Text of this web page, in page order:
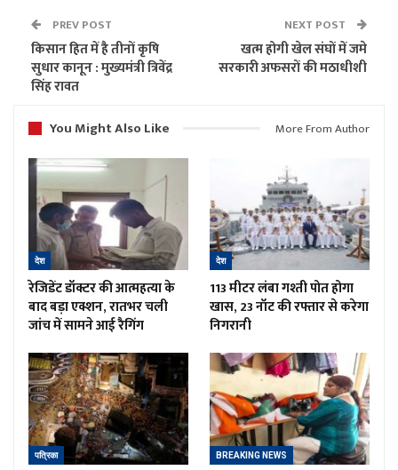
PREV POST
किसान हित में है तीनों कृषि
सुधार कानून : मुख्यमंत्री त्रिवेंद्र
सिंह रावत
NEXT POST
खत्म होगी खेल संघों में जमे
सरकारी अफसरों की मठाधीशी
You Might Also Like More From Author
देश
रेजिडेंट डॉक्टर की आत्महत्या के
बाद बड़ा एक्शन, रातभर चली
जांच में सामने आई रैगिंग
देश
113 मीटर लंबा गश्ती पोत होगा
खास, 23 नॉट की रफ्तार से करेगा
निगरानी
पत्रिका BREAKING NEWS